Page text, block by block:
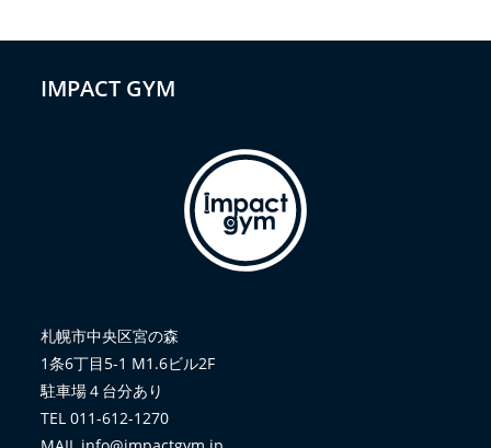
IMPACT GYM
札幌市中央区宮の森
1条6丁目5-1 M1.6ビル2F
駐車場４台分あり
TEL 011-612-1270